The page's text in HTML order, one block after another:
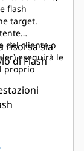
flash
target.
del cliente o
eseguirà le
proprio
risorsa sia
di Flash